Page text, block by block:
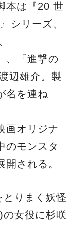
本は『20 世
シリーズ、
、『進撃の
辺雄介。製
名を連ね
画オリジナ
のモンスタ
される。
りまく妖怪
の女役に杉咲